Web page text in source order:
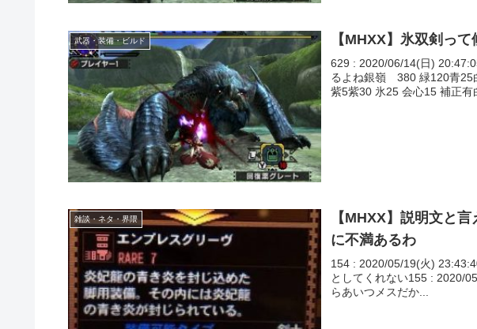
武器・装備・ビルド 【MHXX】氷双剣っ
629 : 2020/06/14(日)
るよね銀嶺 380 緑120青
紫5紫30 氷25 会心15 補正
雑談・ネタ・界隈
【MHXX】説明文と
に不満あるわ
154 : 2020/05/19(火)
としてくれない155 : 2020/
らあいつメスだか...